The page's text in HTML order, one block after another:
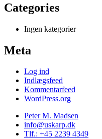
Categories
Ingen kategorier
Meta
Log ind
Indlægsfeed
Kommentarfeed
WordPress.org
Peter M. Madsen
info@uskarp.dk
Tlf.: +45 2239 4349